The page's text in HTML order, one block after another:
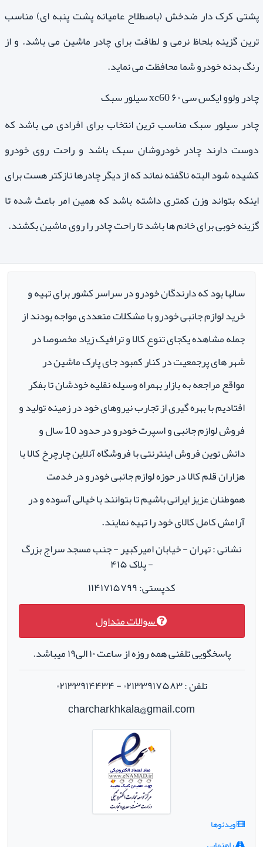
پشتی کرک دار ضدخش (باصطلاح عامیانه پشت پنبه ای) مناسب
ترین گزینه بلحاظ نرمی و لطافت برای چادر ماشین می باشد. و از
رنگ بدنه خودرو شما محافظت می نماید.
چادر ولوو ایکس سی ۶۰ xc60 سیلور سبک
چادر سیلور سبک مناسب ترین انتخاب برای افرادی می باشد که
دوست دارند چادر خودروشان سبک باشد و راحت روی خودرو
کشیده شود البته ناگفته نماند که از دیگر چادرها نازکتر هست برای
اینکه بتواند وزن کمتری داشته باشد که همین امر باعث شده تا
گزینه خوبی برای خانم ها باشد تا راحت چادر را روی ماشین بکشند.
سالها بود که دارندگان خودرو در سراسر کشور برای تهیه و
خرید لوازم جانبی خودرو با مشکلات متعددی مواجه بودند از
جمله مشاهده یکجای تنوع کالا و ترافیک زیاد مخصوصا در
شهر های پرجمعیت در کنار کمبود جای پارک ماشین در
مواقع مراجعه به بازار بهمراه وسیله نقلیه خودشان تا بفکر
افتادیم با بهره گیری از تجارب نیروهای خود در زمینه تولید و
فروش لوازم جانبی و اسپرت خودرو در حدود 10 سال و
دانش نوین فروش اینترنتی با فروشگاه آنلاین چارچرخ کالا با
هزاران قلم کالا در حوزه لوازم جانبی خودرو در خدمت
هموطنان عزیز ایرانی باشیم تا بتوانند با خیالی آسوده و در
آرامش کامل کالای خود را تهیه نمایند.
نشانی : تهران - خیابان امیرکبیر - جنب مسجد سراج بزرگ
- پلاک ۴۱۵
کدپستی: ۱۱۴۱۷۱۵۷۹۹
سوالات متداول
پاسخگویی تلفنی همه روزه از ساعت ۱۰ الی۱۹ میباشد.
تلفن : ۰۲۱۳۳۹۱۷۵۸۳ - ۰۲۱۳۳۹۱۴۴۳۴
charcharkhkala@gmail.com
ویدئوها